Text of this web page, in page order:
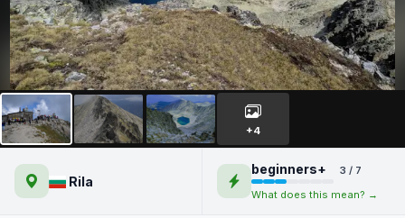
Мусала – Покривът на
Балканите
+4
Rila
beginners+
3 / 7
What does this mean? →